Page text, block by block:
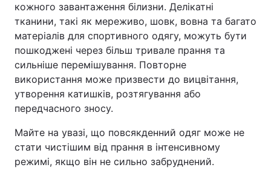
кожного завантаження білизни. Делікатні
тканини, такі як мереживо, шовк, вовна та багато
матеріалів для спортивного одягу, можуть бути
пошкоджені через більш тривале прання та
сильніше перемішування. Повторне
використання може призвести до вицвітання,
утворення катишків, розтягування або
передчасного зносу.
Майте на увазі, що повсякденний одяг може не
стати чистішим від прання в інтенсивному
режимі, якщо він не сильно забруднений.